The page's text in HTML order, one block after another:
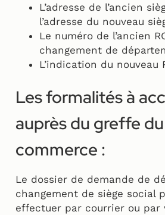
L’adresse de l’ancien
l’adresse du nouveau
Le numéro de l’ancien
changement de
L’indication du nouveau
Les formalités à
auprès du greffe
commerce :
Le dossier de demande de
changement de siège social
effectuer par courrier ou par